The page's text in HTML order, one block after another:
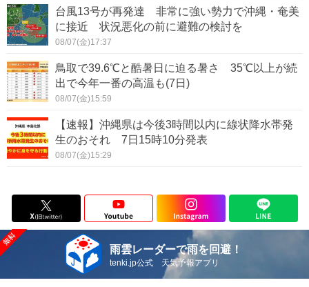
台風13号が再発達 非常に強い勢力で沖縄・奄美
に接近 状況悪化の前に避難の検討を
08/07(金)17:37
鳥取で39.6℃と酷暑日に迫る暑さ 35℃以上が続
出で今年一番の高温も(7日)
08/07(金)15:59
【速報】沖縄県は今後3時間以内に線状降水帯発
生のおそれ 7日15時10分発表
08/07(金)15:29
雨雲レーダーで雨を回避！
tenki.jp公式 天気予報アプリ